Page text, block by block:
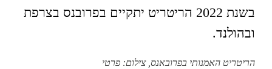
בשנת 2022 הריטריט יתקיים בפרובנס בצרפת
ובהולנד.
הריטריט האמנותי בפרובאנס, צילום: פרטי